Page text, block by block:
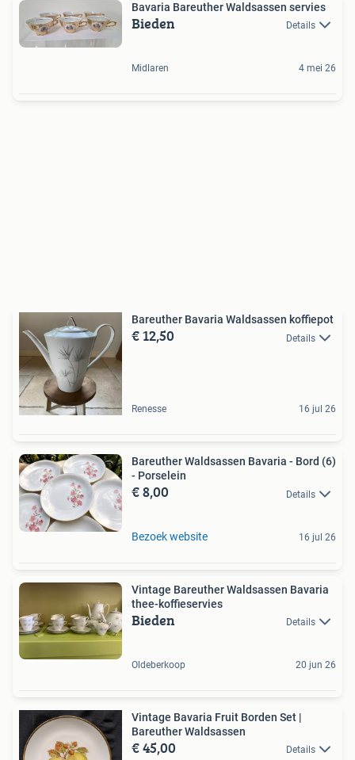
Bavaria Bareuther Waldsassen servies
Bieden Details
Midlaren 4 mei 26
Bareuther Bavaria Waldsassen koffiepot
€ 12,50 Details
Renesse 16 jul 26
Bareuther Waldsassen Bavaria - Bord (6)
- Porselein
€ 8,00 Details
Bezoek website 16 jul 26
Vintage Bareuther Waldsassen Bavaria
thee-koffieservies
Bieden Details
Oldeberkoop 20 jun 26
Vintage Bavaria Fruit Borden Set |
Bareuther Waldsassen
€ 45,00 Details